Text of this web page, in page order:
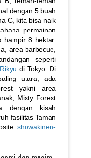
dengan 5 buah
C, kita bisa naik
permainan
hampir 8 hektar.
area barbecue,
seperti
di Tokyo. Di
utara, ada
yakni area
Misty Forest
dengan kisah
fasilitas Taman
showakinen-